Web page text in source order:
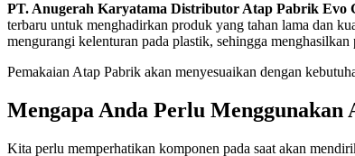
PT. Anugerah Karyatama Distributor Atap Pabrik Evo
terbaru untuk menghadirkan produk yang tahan lama dan
mengurangi kelenturan pada plastik, sehingga
Pemakaian Atap Pabrik akan menyesuaikan dengan
Mengapa Anda Perlu
Kita perlu memperhatikan komponen pada saat akan